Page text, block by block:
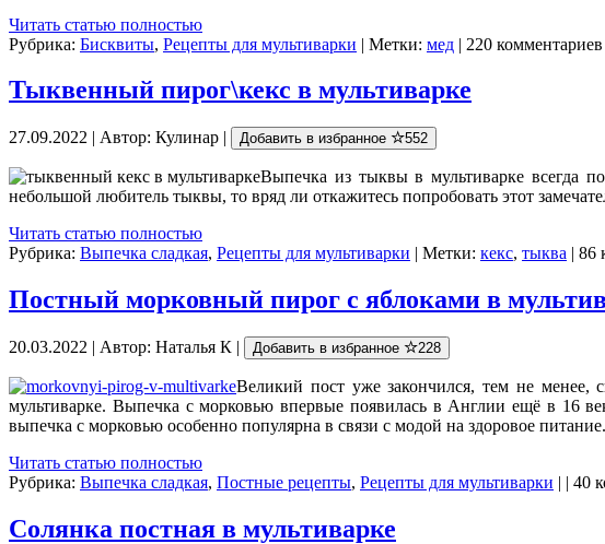
Читать статью полностью
Рубрика: Бисквиты, Рецепты для мультиварки | Метки: мед | 220 комментариев
Тыквенный пирог\кекс в мультиварке
27.09.2022 | Автор: Кулинар | Добавить в избранное 552
Выпечка из тыквы в мультиварке всегда
небольшой любитель тыквы, то вряд ли откажитесь попробовать этот
Читать статью полностью
Рубрика: Выпечка сладкая, Рецепты для мультиварки | Метки: кекс, тыква | 86
Постный морковный пирог с яблоками в
20.03.2022 | Автор: Наталья К | Добавить в избранное 228
Великий пост уже закончился, тем не менее,
мультиварке. Выпечка с морковью впервые появилась в Англии ещё в 16
выпечка с морковью особенно популярна в связи с модой на здоровое питание.
Читать статью полностью
Рубрика: Выпечка сладкая, Постные рецепты, Рецепты для мультиварки | | 40
Солянка постная в мультиварке